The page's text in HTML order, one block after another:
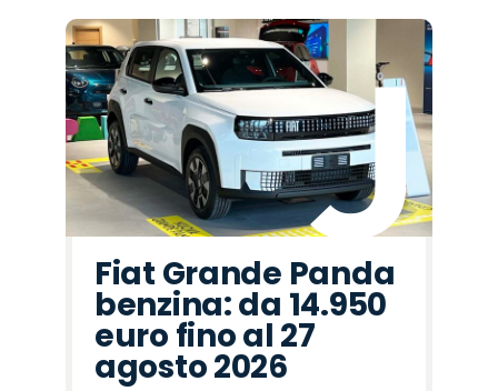
Fiat Grande Panda
benzina: da 14.950
euro fino al 27
agosto 2026